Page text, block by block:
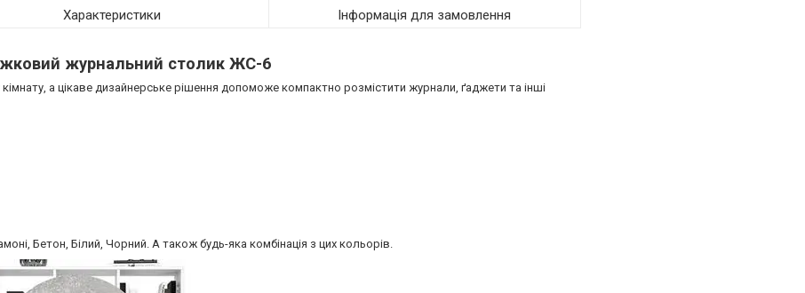
Характеристики Інформація для замовлення
журнальний столик ЖС-6
а цікаве дизайнерське рішення допоможе компактно розмістити журнали, ґаджети та інші
Бетон, Білий, Чорний. А також будь-яка комбінація з цих кольорів.